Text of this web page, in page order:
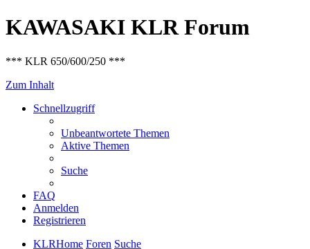
KAWASAKI KLR Forum
*** KLR 650/600/250 ***
Zum Inhalt
Schnellzugriff
Unbeantwortete Themen
Aktive Themen
Suche
FAQ
Anmelden
Registrieren
KLRHome Foren Suche